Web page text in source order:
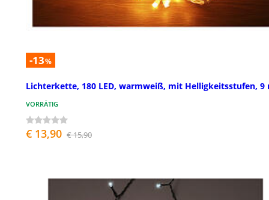
-13%
Lichterkette, 180 LED, warmweiß, mit Helligkeitsstufen, 9
VORRÄTIG
€ 13,90 € 15,90